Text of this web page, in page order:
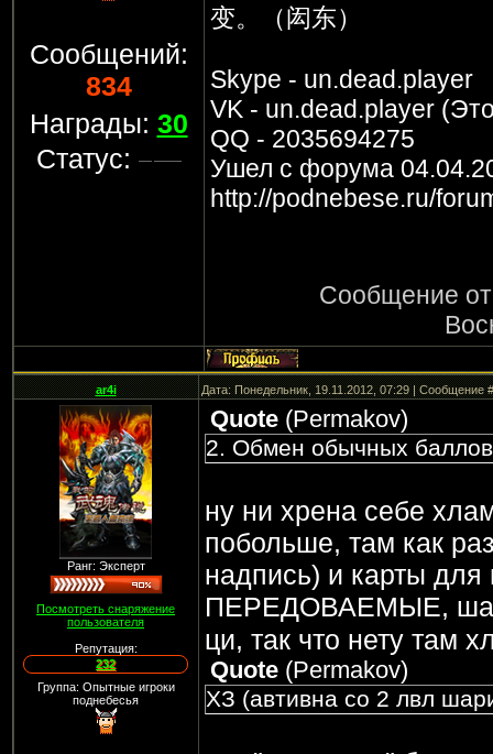
Сообщений:
834
Награды: 30
Статус:
变。（闳东）
Skype - un.dead.player
VK - un.dead.player
QQ - 2035694275
Ушел с форума
http://podnebese.ru/
Сообщение
ar4i Дата: Понедельник, 19.11.2012, 07:29 | Сообщение
Ранг: Эксперт
Посмотреть снаряжение
пользователя
Репутация:
232
Группа: Опытные игроки
поднебесья
Quote(Permakov)
2. Обмен обычных
ну ни хрена себе
побольше, там как
надпись) и карты для
ПЕРЕДОВАЕМЫЕ,
ци, так что нету там
Quote(Permakov)
ХЗ (автивна со 2 лвл